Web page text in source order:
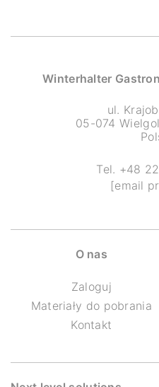
Winterhalter
ul.
05-074
Tel. +48
[email
O nas
Zaloguj
Materiały do pobrania
Kontakt